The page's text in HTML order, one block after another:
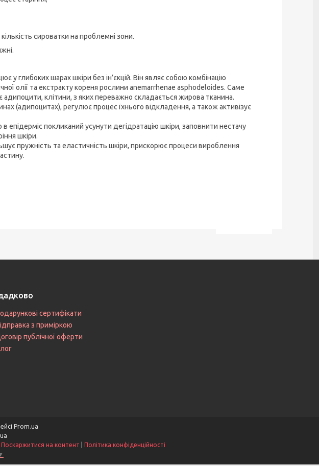
сироватки на проблемні зони.
у глибоких шарах шкіри без ін’єкцій. Він являє собою комбінацію
олії та екстракту кореня рослини anemarrhenae asphodeloides. Саме
клітини, з яких переважно складається жирова тканина.
(адипоцитах), регулює процес їхнього відкладення, а також активізує
в епідерміс покликаний усунути дегідратацію шкіри, заповнити нестачу
шкіри.
пружність та еластичність шкіри, прискорює процеси вироблення
сертифікати
з приміркою
публічної оферти
Prom.ua
Поскаржитися на контент
Політика конфіденційності